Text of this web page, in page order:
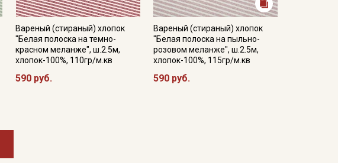
Вареный (стираный) хлопок
"Белая полоска на темно-
красном меланже", ш.2.5м,
хлопок-100%, 110гр/м.кв
590 руб.
Вареный (стираный) хлопок
"Белая полоска на пыльно-
розовом меланже", ш.2.5м,
хлопок-100%, 115гр/м.кв
590 руб.